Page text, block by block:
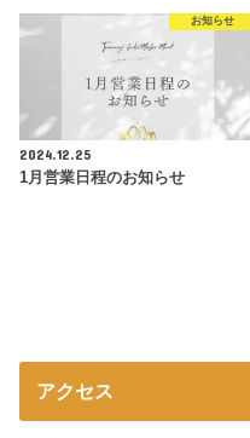
お知らせ
2024.12.25
1月営業日程のお知らせ
アクセス